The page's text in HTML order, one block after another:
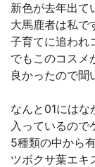
新色が去年出て
大馬鹿者は私
子育てに追われ
でもこのコスメ
良かったので聞
なんと01には
入っているので
5種類の中から
ツボクサ葉エキ